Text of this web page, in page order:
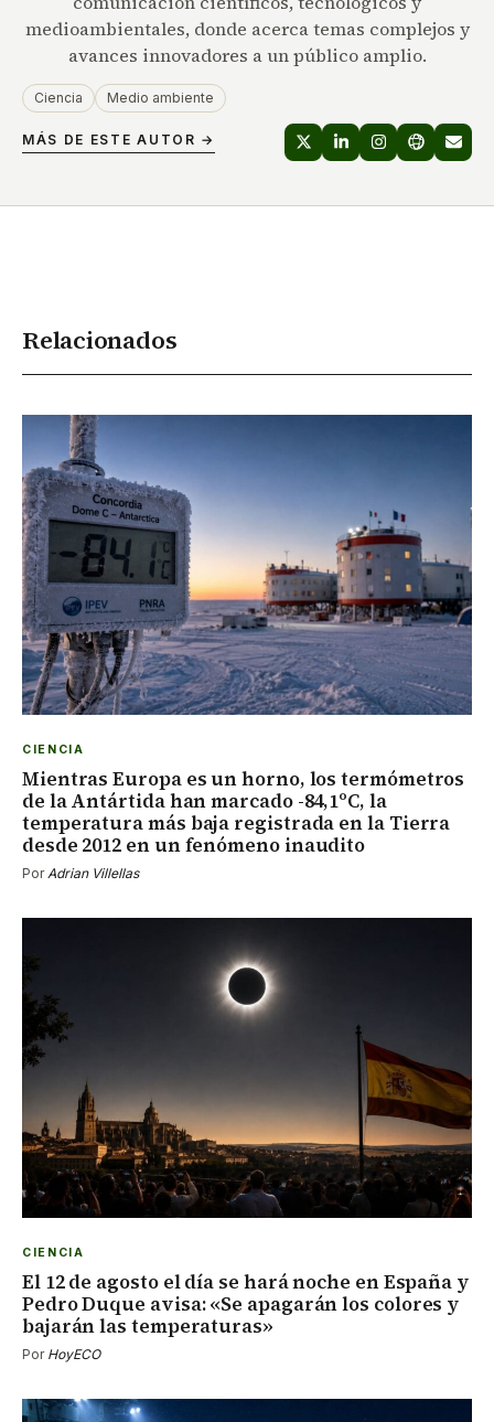
medioambientales, donde acerca temas complejos y
avances innovadores a un público amplio.
Ciencia Medio ambiente
MÁS DE ESTE AUTOR →
Relacionados
CIENCIA
Mientras Europa es un horno, los termómetros
de la Antártida han marcado -84,1ºC, la
temperatura más baja registrada en la Tierra
desde 2012 en un fenómeno inaudito
Por Adrian Villellas
CIENCIA
El 12 de agosto el día se hará noche en España y
Pedro Duque avisa: «Se apagarán los colores y
bajarán las temperaturas»
Por HoyECO